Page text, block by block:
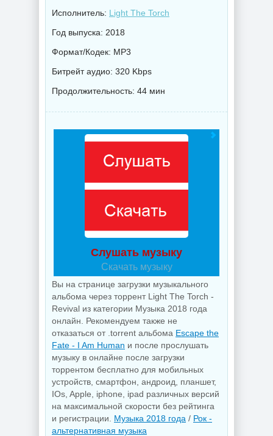
Исполнитель: Light The Torch
Год выпуска: 2018
Формат/Кодек: MP3
Битрейт аудио: 320 Kbps
Продолжительность: 44 мин
Слушать музыку
Скачать музыку
Вы на странице загрузки музыкального
альбома через торрент Light The Torch -
Revival из категории Музыка 2018 года
онлайн. Рекомендуем также не
отказаться от .torrent альбома Escape the
Fate - I Am Human и после прослушать
музыку в онлайне после загрузки
торрентом бесплатно для мобильных
устройств, смартфон, андроид, планшет,
IOs, Apple, iphone, ipad различных версий
на максимальной скорости без рейтинга
и регистрации. Музыка 2018 года / Рок -
альтернативная музыка